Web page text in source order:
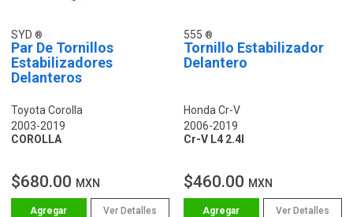
SYD
Par De Tornillos
Estabilizadores
Delanteros
Toyota Corolla
2003-2019
COROLLA
$680.00 MXN
Ver Detalles
555
Tornillo Estabilizador
Delantero
Honda Cr-V
2006-2019
Cr-V L4 2.4l
$460.00 MXN
Ver Detalles